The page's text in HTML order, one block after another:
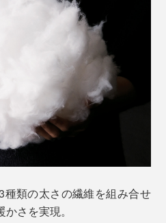
類の太さの繊維を組み合せ
さを実現。